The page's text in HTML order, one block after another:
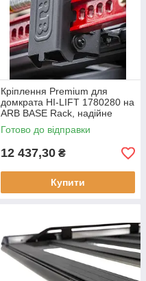
Кріплення Premium для
домкрата HI-LIFT 1780280 на
ARB BASE Rack, надійне
кріплення
Готово до відправки
12 437,30 ₴
Купити